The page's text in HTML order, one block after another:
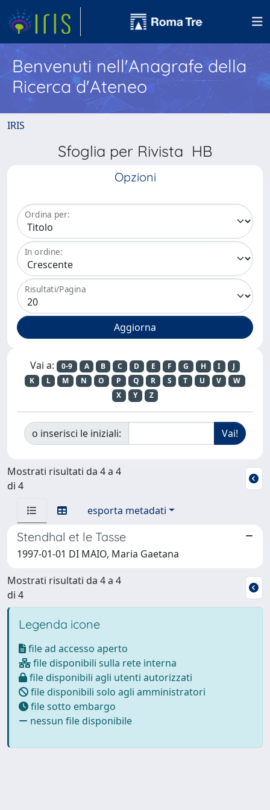
Benvenuti nell'Anagrafe della
Ricerca d'Ateneo
IRIS
Sfoglia per Rivista HB
Opzioni
Ordina per:
In ordine:
Risultati/Pagina
Vai a: 0-9 A B C D E F G H I
J
K
L M N O P Q R S T U V
W
X
Y Z
o inserisci le iniziali:
Mostrati risultati da 4 a 4
di 4
esporta metadati
Stendhal et le Tasse
1997-01-01 DI MAIO, Maria Gaetana
Mostrati risultati da 4 a 4
di 4
Legenda icone
file ad accesso aperto
file disponibili sulla rete interna
file disponibili agli utenti autorizzati
file disponibili solo agli amministratori
file sotto embargo
nessun file disponibile